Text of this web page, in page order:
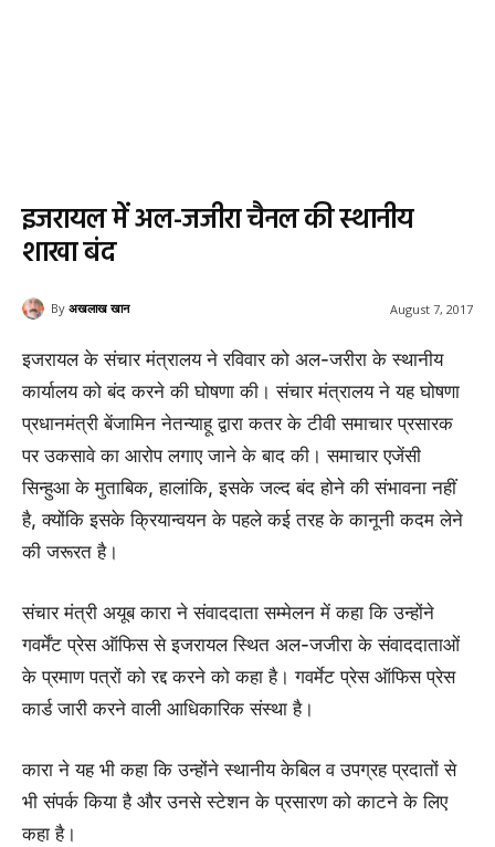
इजरायल में अल-जजीरा चैनल की स्थानीय
शाखा बंद
By अखलाख खान August 7, 2017
इजरायल के संचार मंत्रालय ने रविवार को अल-जरीरा के स्थानीय
कार्यालय को बंद करने की घोषणा की। संचार मंत्रालय ने यह घोषणा
प्रधानमंत्री बेंजामिन नेतन्याहू द्वारा कतर के टीवी समाचार प्रसारक
पर उकसावे का आरोप लगाए जाने के बाद की। समाचार एजेंसी
सिन्हुआ के मुताबिक, हालांकि, इसके जल्द बंद होने की संभावना नहीं
है, क्योंकि इसके क्रियान्वयन के पहले कई तरह के कानूनी कदम लेने
की जरूरत है।
संचार मंत्री अयूब कारा ने संवाददाता सम्मेलन में कहा कि उन्होंने
गवर्मेंट प्रेस ऑफिस से इजरायल स्थित अल-जजीरा के संवाददाताओं
के प्रमाण पत्रों को रद्द करने को कहा है। गवर्मेट प्रेस ऑफिस प्रेस
कार्ड जारी करने वाली आधिकारिक संस्था है।
कारा ने यह भी कहा कि उन्होंने स्थानीय केबिल व उपग्रह प्रदातों से
भी संपर्क किया है और उनसे स्टेशन के प्रसारण को काटने के लिए
कहा है।